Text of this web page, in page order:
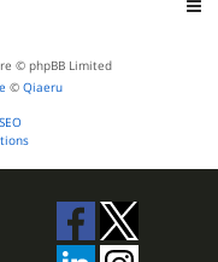
© phpBB Limited
© Qiaeru